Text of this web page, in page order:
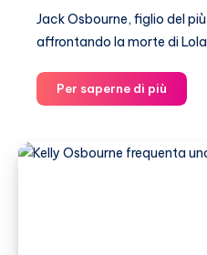
Jack Osbourne, figlio del
affrontando la morte di
Per saperne di più
il
di